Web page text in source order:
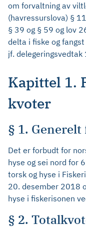
om forvaltning av
(havressurslova) §
§ 39 og § 59 og lov
delta i fiske og
jf.
Kapittel 1.
kvoter
§ 1.
Det er forbudt for
hyse og sei nord for
torsk og hyse i
20. desember 2018
hyse i fiskerisonen
§ 2.